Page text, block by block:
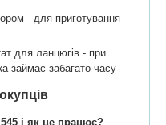
- для приготування
для ланцюгів - при
займає забагато часу
і як це працює?